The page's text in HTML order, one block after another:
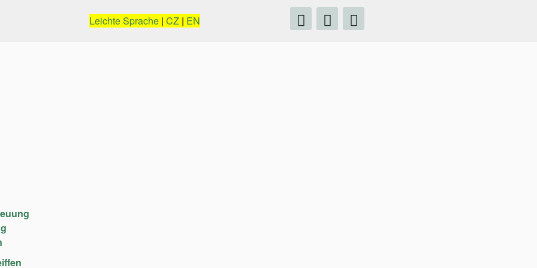
Leichte Sprache | CZ | EN